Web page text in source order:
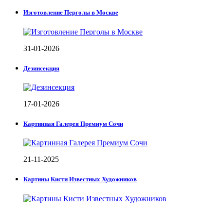
Изготовление Перголы в Москве
31-01-2026
Дезинсекция
17-01-2026
Картинная Галерея Премиум Сочи
21-11-2025
Картины Кисти Известных Художников